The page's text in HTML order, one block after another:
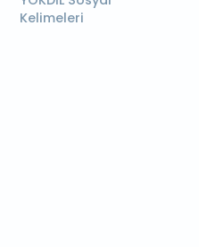
Kelimeleri